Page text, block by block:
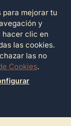
para mejorar tu
y
hacer clic en
las cookies.
las no
Cookies.